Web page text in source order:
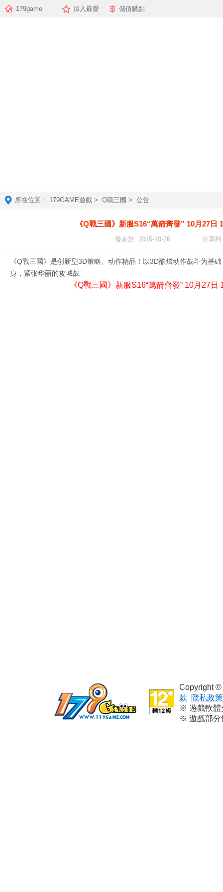
179game 加入最愛 儲值購點
所在位置： 179GAME遊戲 > Q戰三國 > 公告
《Q戰三國》新服S16“萬箭齊發” 10月27日
發表於: 2015-10-26 分享
《Q戰三國》是创新型3D策略、动作精品！以3D酷炫动作战斗为基
身，紧张华丽的攻城战
《Q戰三國》新服S16“萬箭齊發” 10月27
Copyright
款
隱私政策
※ 遊戲軟體
※ 遊戲部分